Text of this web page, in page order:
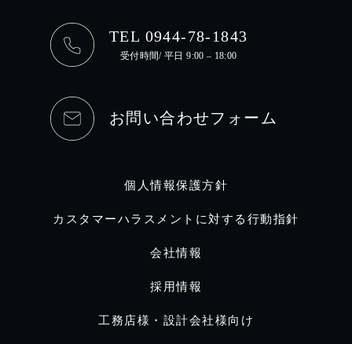
TEL 0944-78-1843
受付時間/ 平日 9:00 – 18:00
お問い合わせフォーム
個人情報保護方針
カスタマーハラスメントに対する行動指針
会社情報
採用情報
工務店様・設計会社様向け